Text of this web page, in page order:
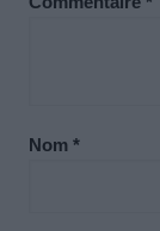
Nom *